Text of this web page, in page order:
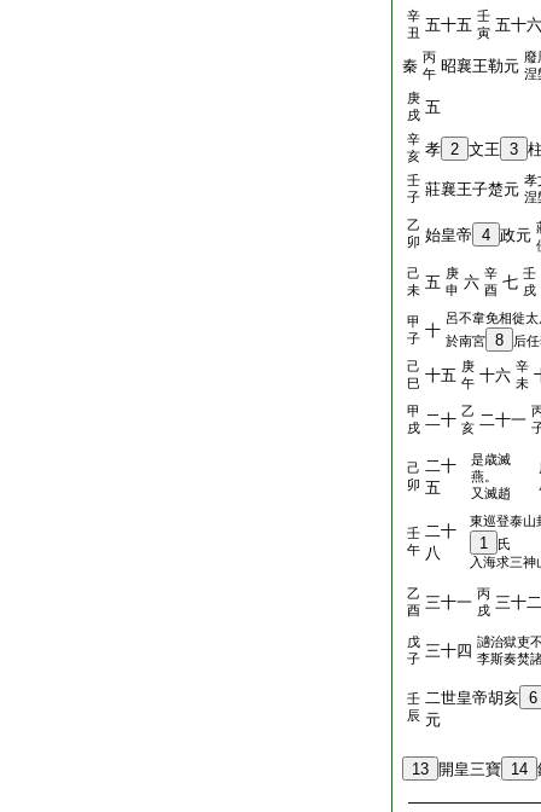
辛
丑 五十五 壬
寅 五十六
秦 丙
午 昭襄王勒元 廢
涅
庚
戌 五
辛
亥 孝 2 文王 3
壬
子 莊襄王子楚元 孝
涅
乙
卯 始皇帝 4 政元
己
未 五 庚
申 六 辛
酉 七 壬
戌
甲
子 十
呂不韋免相徙太
於南宮
8
后
己
巳 十五 庚
午 十六 辛
未
甲
戌 二十 乙
亥 二十一
己
卯
二十
五
是歳滅
燕。
又滅趙
壬
午
二十
八
東巡登泰山
1
氏
入海求三
乙
酉 三十一 丙
戌 三十二
戊
子 三十四 讁治獄吏
李斯奏焚
壬
辰
二世皇帝胡亥 6
元
13 開皇三寶 14